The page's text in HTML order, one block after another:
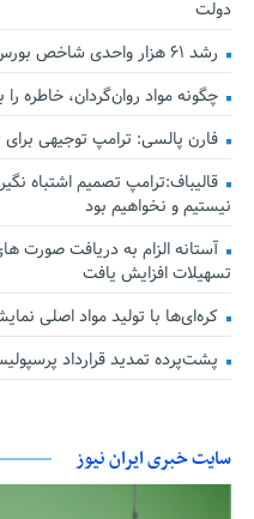
دولت
رشد ۶۱ هزار واحدی شاخص بورس
چگونه مواد روان‌گردان، خاطره
فارن پالسی: ترامپ توجیهی برای
قالیباف:ترامپ تصمیم اشتباه
نیستیم و نخواهیم بود
تسهیلات افزایش یافت
کره‌ای‌ها با تولید مواد اصلی
پشت‌پرده تمدید قرارداد
سایت خبری ایران نیوز